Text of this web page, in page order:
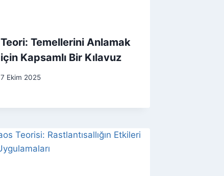
Teori: Temellerini Anlamak
için Kapsamlı Bir Kılavuz
7 Ekim 2025